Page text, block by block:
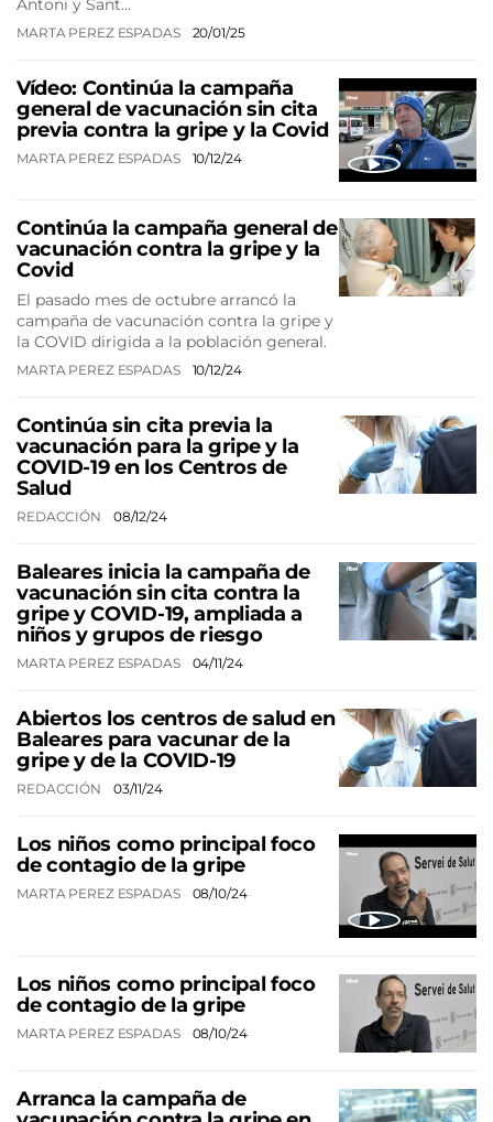
Antoni y Sant…
MARTA PEREZ ESPADAS 20/01/25
Vídeo: Continúa la campaña
general de vacunación sin cita
previa contra la gripe y la Covid
MARTA PEREZ ESPADAS 10/12/24
Continúa la campaña general de
vacunación contra la gripe y la
Covid
El pasado mes de octubre arrancó la
campaña de vacunación contra la gripe y
la COVID dirigida a la población general.
MARTA PEREZ ESPADAS 10/12/24
Continúa sin cita previa la
vacunación para la gripe y la
COVID-19 en los Centros de
Salud
REDACCIÓN 08/12/24
Baleares inicia la campaña de
vacunación sin cita contra la
gripe y COVID-19, ampliada a
niños y grupos de riesgo
MARTA PEREZ ESPADAS 04/11/24
Abiertos los centros de salud en
Baleares para vacunar de la
gripe y de la COVID-19
REDACCIÓN 03/11/24
Los niños como principal foco
de contagio de la gripe
MARTA PEREZ ESPADAS 08/10/24
Los niños como principal foco
de contagio de la gripe
MARTA PEREZ ESPADAS 08/10/24
Arranca la campaña de